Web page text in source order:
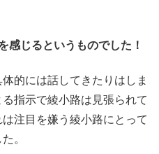
感じるというものでした！
的には話してきたりはしま
指示で綾小路は見張られて
注目を嫌う綾小路にとって
。